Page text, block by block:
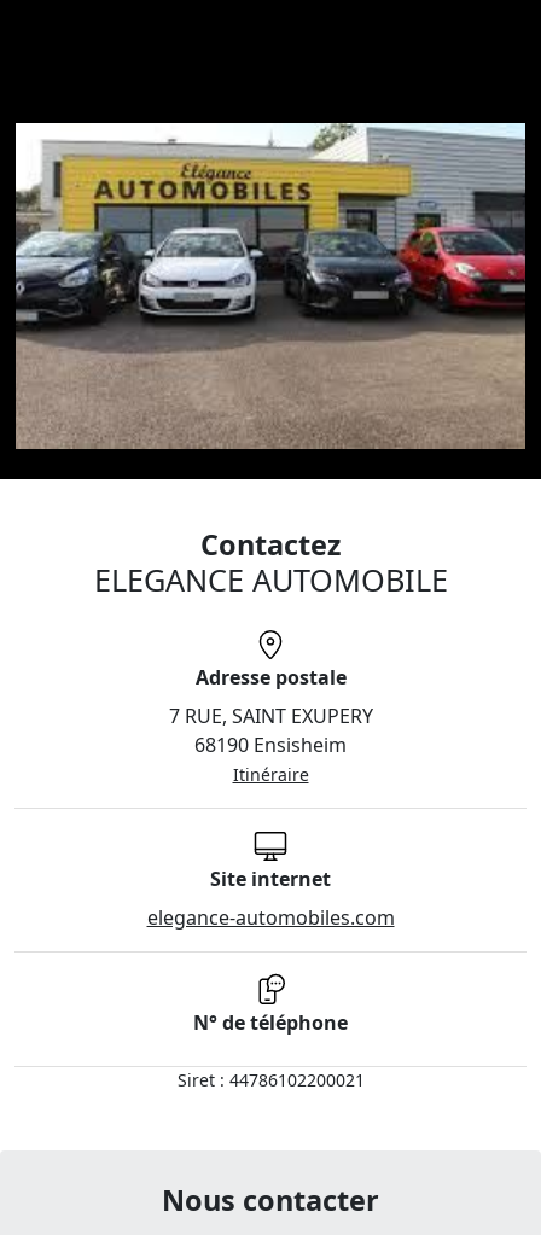
Contactez
ELEGANCE AUTOMOBILE
Adresse postale
7 RUE, SAINT EXUPERY
68190 Ensisheim
Itinéraire
Site internet
elegance-automobiles.com
N° de téléphone
Siret : 44786102200021
Nous contacter